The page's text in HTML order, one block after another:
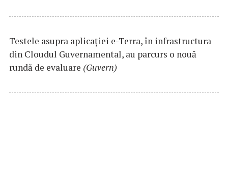
Testele asupra aplicaţiei e-Terra, în infrastructura
din Cloudul Guvernamental, au parcurs o nouă
rundă de evaluare (Guvern)